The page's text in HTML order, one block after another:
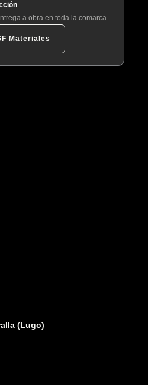
a obra en toda la comarca.
Materiales
(Lugo)